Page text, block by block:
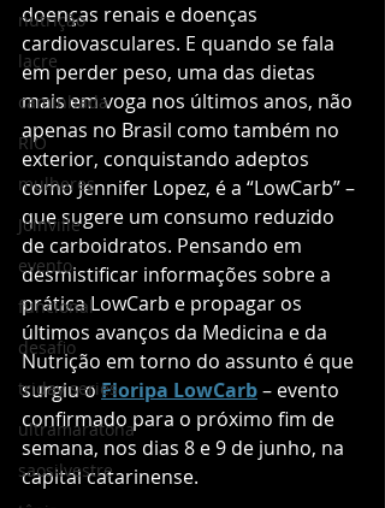
nutrição
lacre
caminhada
RIO
mulheres
Joinville
evento
funcional
desafio
triday series
ultramaratona
saosilvestre
doenças renais e doenças
cardiovasculares. E quando se fala
em perder peso, uma das dietas
mais em voga nos últimos anos, não
apenas no Brasil como também no
exterior, conquistando adeptos
como Jennifer Lopez, é a “LowCarb” –
que sugere um consumo reduzido
de carboidratos. Pensando em
desmistificar informações sobre a
prática LowCarb e propagar os
últimos avanços da Medicina e da
Nutrição em torno do assunto é que
surgiu o Floripa LowCarb– evento
confirmado para o próximo fim de
semana, nos dias 8 e 9 de junho, na
capital catarinense.